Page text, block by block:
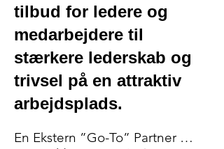
tilbud for ledere og
medarbejdere til
stærkere lederskab og
trivsel på en attraktiv
arbejdsplads.
En Ekstern ”Go-To” Partner …